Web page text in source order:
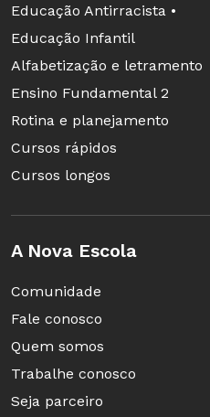
Educação Antirracista •
Educação Infantil
Alfabetização e letramento
Ensino Fundamental 2
Rotina e planejamento
Cursos rápidos
Cursos longos
A Nova Escola
Comunidade
Fale conosco
Quem somos
Trabalhe conosco
Seja parceiro